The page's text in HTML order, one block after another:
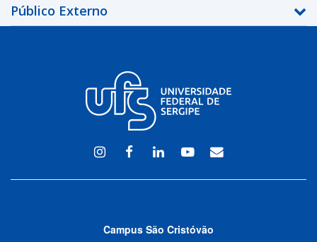
Público Externo
InstagramFacebook
LinkedinYoutubeWEBMAIL
Campus São Cristóvão